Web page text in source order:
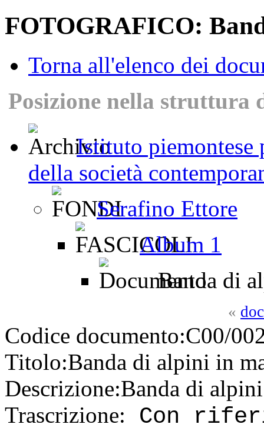
FOTOGRAFICO:
Torna all'elenco dei
Posizione nella struttura
Istituto piemontese
della società
Serafino Ettore
Album 1
Banda di
«
Codice documento:C00/
Titolo:Banda di alpini in
Descrizione:Banda di
Trascrizione: Con